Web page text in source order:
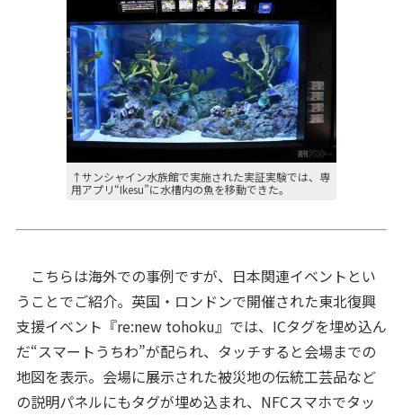
↑サンシャイン水族館で実施された実証実験では、専
用アプリ“Ikesu”に水槽内の魚を移動できた。
こちらは海外での事例ですが、日本関連イベントとい
うことでご紹介。英国・ロンドンで開催された東北復興
支援イベント『re:new tohoku』では、ICタグを埋め込ん
だ“スマートうちわ”が配られ、タッチすると会場までの
地図を表示。会場に展示された被災地の伝統工芸品など
の説明パネルにもタグが埋め込まれ、NFCスマホでタッ